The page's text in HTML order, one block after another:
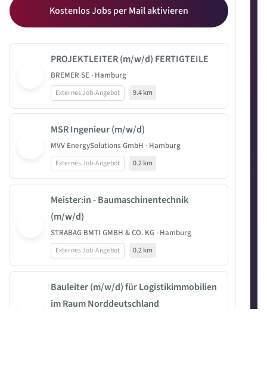
Kostenlos Jobs per Mail aktivieren
PROJEKTLEITER (m/w/d) FERTIGTEILE
BREMER SE · Hamburg
Externes Job-Angebot 9.4 km
MSR Ingenieur (m/w/d)
MVV EnergySolutions GmbH · Hamburg
Externes Job-Angebot 0.2 km
Meister:in - Baumaschinentechnik
(m/w/d)
STRABAG BMTI GMBH & CO. KG · Hamburg
Externes Job-Angebot 0.2 km
Bauleiter (m/w/d) für Logistikimmobilien
im Raum Norddeutschland